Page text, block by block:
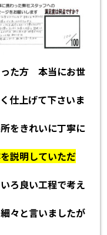
った方 本当にお世
仕上げて下さいま
をきれいに丁寧に
説明していただ
ろ良い工程で考え
々と言いましたが